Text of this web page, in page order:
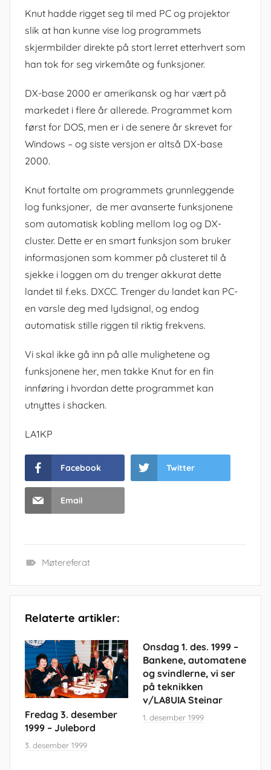
Knut hadde rigget seg til med PC og projektor
slik at han kunne vise log programmets
skjermbilder direkte på stort lerret etterhvert som
han tok for seg virkemåte og funksjoner.
DX-base 2000 er amerikansk og har vært på
markedet i flere år allerede. Programmet kom
først for DOS, men er i de senere år skrevet for
Windows – og siste versjon er altså DX-base
2000.
Knut fortalte om programmets grunnleggende
log funksjoner, de mer avanserte funksjonene
som automatisk kobling mellom log og DX-
cluster. Dette er en smart funksjon som bruker
informasjonen som kommer på clusteret til å
sjekke i loggen om du trenger akkurat dette
landet til f.eks. DXCC. Trenger du landet kan PC-
en varsle deg med lydsignal, og endog
automatisk stille riggen til riktig frekvens.
Vi skal ikke gå inn på alle mulighetene og
funksjonene her, men takke Knut for en fin
innføring i hvordan dette programmet kan
utnyttes i shacken.
LA1KP
Facebook Twitter
Email
Møtereferat
Relaterte artikler:
Fredag 3. desember
1999 – Julebord
3. desember 1999
Onsdag 1. des. 1999 –
Bankene, automatene
og svindlerne, vi ser
på teknikken
v/LA8UIA Steinar
1. desember 1999